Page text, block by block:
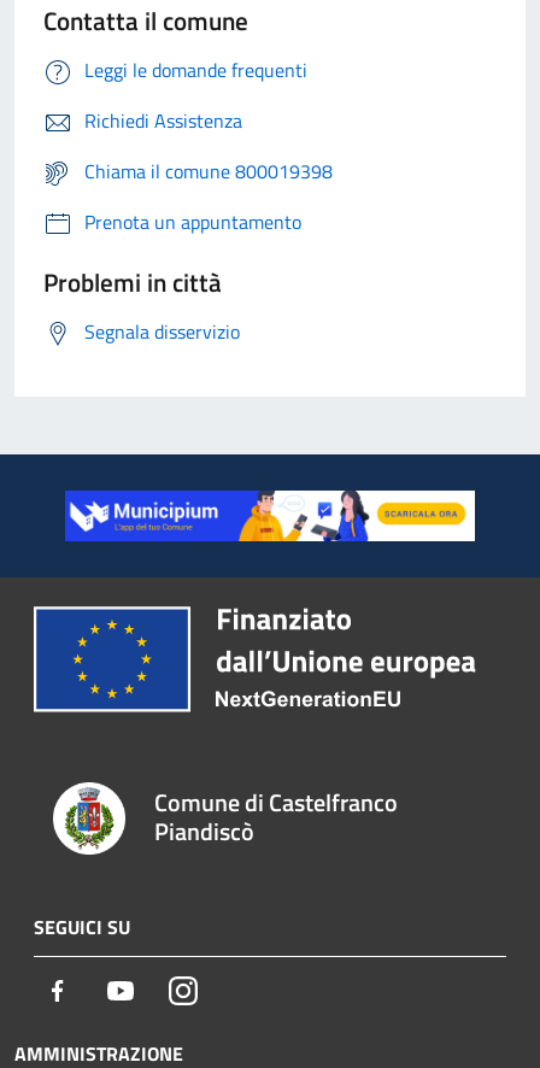
Contatta il comune
Leggi le domande frequenti
Richiedi Assistenza
Chiama il comune 800019398
Prenota un appuntamento
Problemi in città
Segnala disservizio
Comune di Castelfranco
Piandiscò
SEGUICI SU
Facebook YoutubeInstagram
AMMINISTRAZIONE